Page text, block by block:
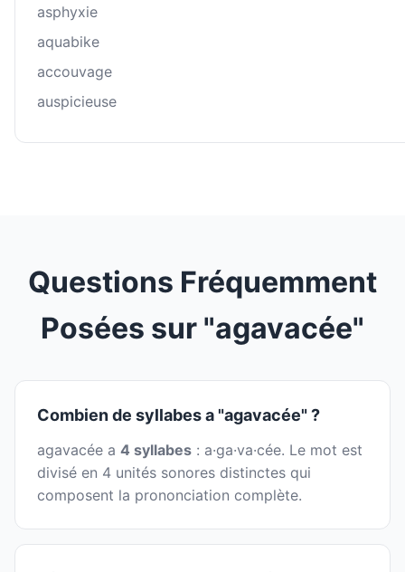
asphyxie
aquabike
accouvage
auspicieuse
Questions Fréquemment
Posées sur "agavacée"
Combien de syllabes a "agavacée" ?
agavacée a 4 syllabes : a·ga·va·cée. Le mot est
divisé en 4 unités sonores distinctes qui
composent la prononciation complète.